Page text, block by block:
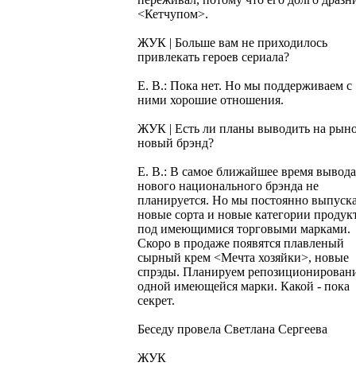
<Кетчупом>.
ЖУК | Больше вам не приходилось
привлекать героев сериала?
Е. В.: Пока нет. Но мы поддерживаем с
ними хорошие отношения.
ЖУК | Есть ли планы выводить на
новый брэнд?
Е. В.: В самое ближайшее время вывода
нового национального брэнда не
планируется. Но мы постоянно
новые сорта и новые категории
под имеющимися торговыми марками.
Скоро в продаже появятся плавленый
сырный крем <Мечта хозяйки>, новые
спрэды. Планируем
одной имеющейся марки. Какой - пока
секрет.
Беседу провела Светлана Сергеева
ЖУК